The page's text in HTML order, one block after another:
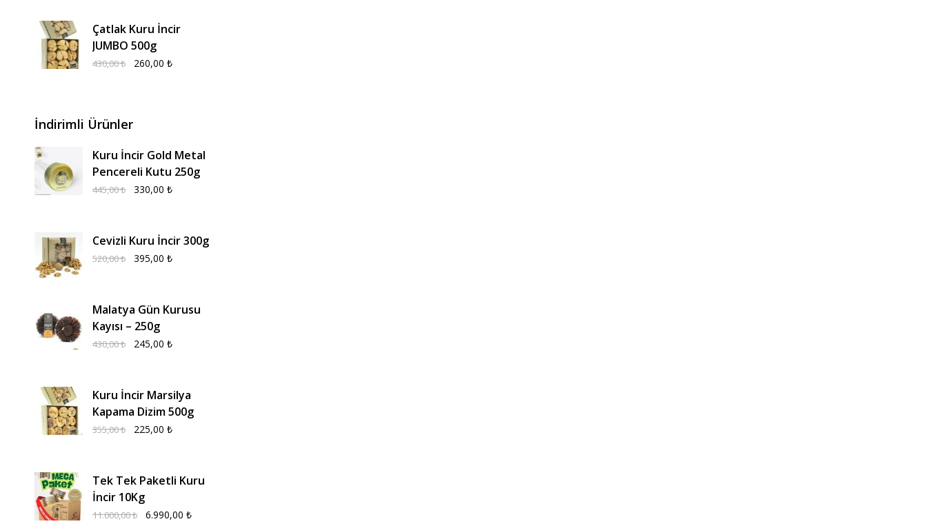
Çatlak Kuru İncir
JUMBO 500g
430,00₺ 260,00 ₺
İndirimli Ürünler
Kuru İncir Gold Metal
Pencereli Kutu 250g
445,00₺ 330,00 ₺
Cevizli Kuru İncir 300g
520,00₺ 395,00 ₺
Malatya Gün Kurusu
Kayısı – 250g
430,00₺ 245,00 ₺
Kuru İncir Marsilya
Kapama Dizim 500g
355,00₺ 225,00 ₺
Tek Tek Paketli Kuru
İncir 10Kg
11.000,00₺ 6.990,00 ₺